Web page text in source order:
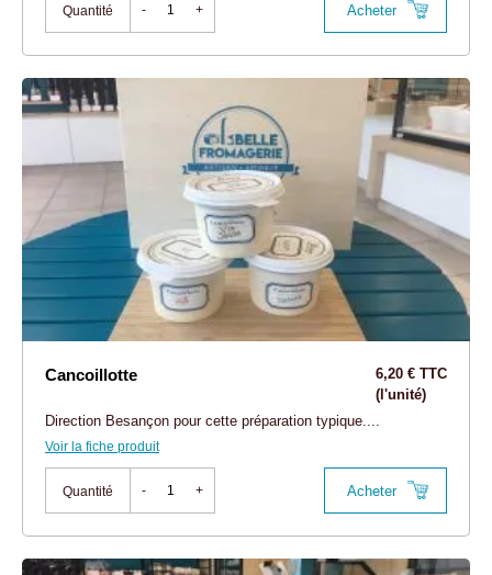
Quantité - + Acheter
Cancoillotte
6,20 € TTC
(l'unité)
Direction Besançon pour cette préparation typique....
Voir la fiche produit
Quantité - + Acheter